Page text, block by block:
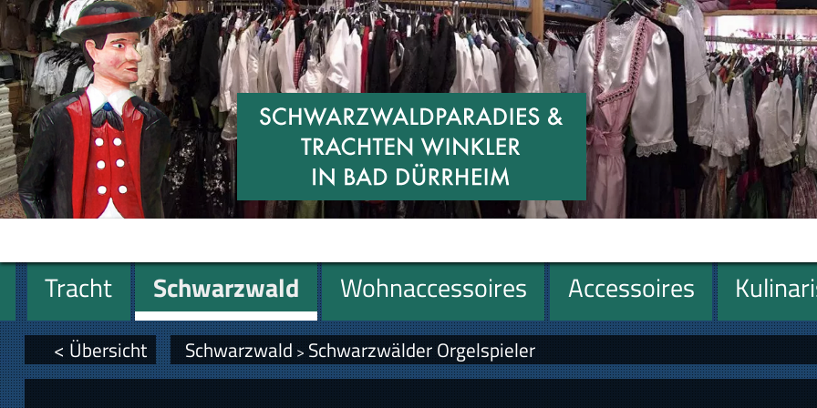
Tracht Schwarzwald Wohnaccessoires Accessoires
Miniaturen
Geschenke
< Übersicht Schwarzwald > Schwarzwälder Orgelspieler